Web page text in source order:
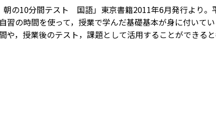
朝の10分間テスト 国語」東京書籍2011年6月発行より
習の時間を使って，授業で学んだ基礎基本が身に付いて
や，授業後のテスト，課題として活用することができると